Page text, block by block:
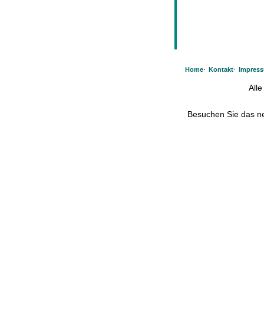
Home· Kontakt·
Besuchen Sie das